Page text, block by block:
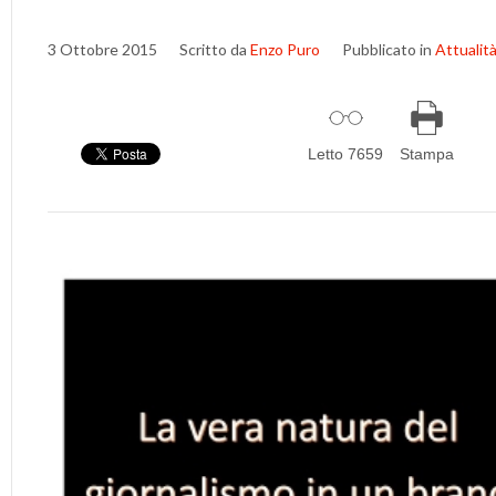
3 Ottobre 2015 Scritto da Enzo Puro Pubblicato in Attualità
Letto 7659 Stampa